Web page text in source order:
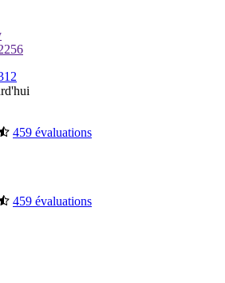
459 évaluations
459 évaluations